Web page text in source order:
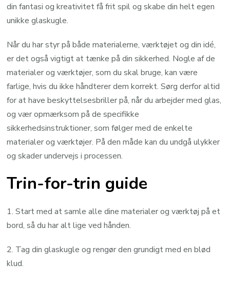
din fantasi og kreativitet få frit spil og skabe din helt egen
unikke glaskugle.
Når du har styr på både materialerne, værktøjet og din idé,
er det også vigtigt at tænke på din sikkerhed. Nogle af de
materialer og værktøjer, som du skal bruge, kan være
farlige, hvis du ikke håndterer dem korrekt. Sørg derfor altid
for at have beskyttelsesbriller på, når du arbejder med glas,
og vær opmærksom på de specifikke
sikkerhedsinstruktioner, som følger med de enkelte
materialer og værktøjer. På den måde kan du undgå ulykker
og skader undervejs i processen.
Trin-for-trin guide
1. Start med at samle alle dine materialer og værktøj på et
bord, så du har alt lige ved hånden.
2. Tag din glaskugle og rengør den grundigt med en blød
klud.